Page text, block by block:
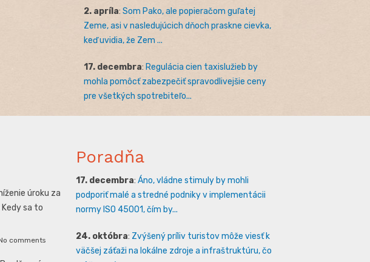
2. apríla: Som Pako, ale popieračom guľatej
Zeme, asi v nasledujúcich dňoch praskne cievka,
keď uvidia, že Zem ...
17. decembra: Regulácia cien taxislužieb by
mohla pomôcť zabezpečiť spravodlivejšie ceny
pre všetkých spotrebiteľo...
úroku za
sa to
comments
Poradňa
17. decembra: Áno, vládne stimuly by mohli
podporiť malé a stredné podniky v implementácii
normy ISO 45001, čím by...
24. októbra: Zvýšený príliv turistov môže viesť k
väčšej záťaži na lokálne zdroje a infraštruktúru, čo